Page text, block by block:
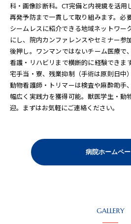
科・画像診断科。CT完備と内視鏡を活用
再発予防まで一貫して取り組みます。必
シームレスに紹介できる地域ネットワー
にし、院内カンファレンスやセミナー参
後押し。ワンマンではないチーム医療で
看護・リハビリまで横断的に経験できま
宅手当・寮、残業抑制（手術は原則日中
動物看護師・トリマーは検査や麻酔助手
幅広く実践力を獲得可能。獣医学生・動
迎。まずはお気軽にご連絡ください。
病院ホームペ
GALLERY